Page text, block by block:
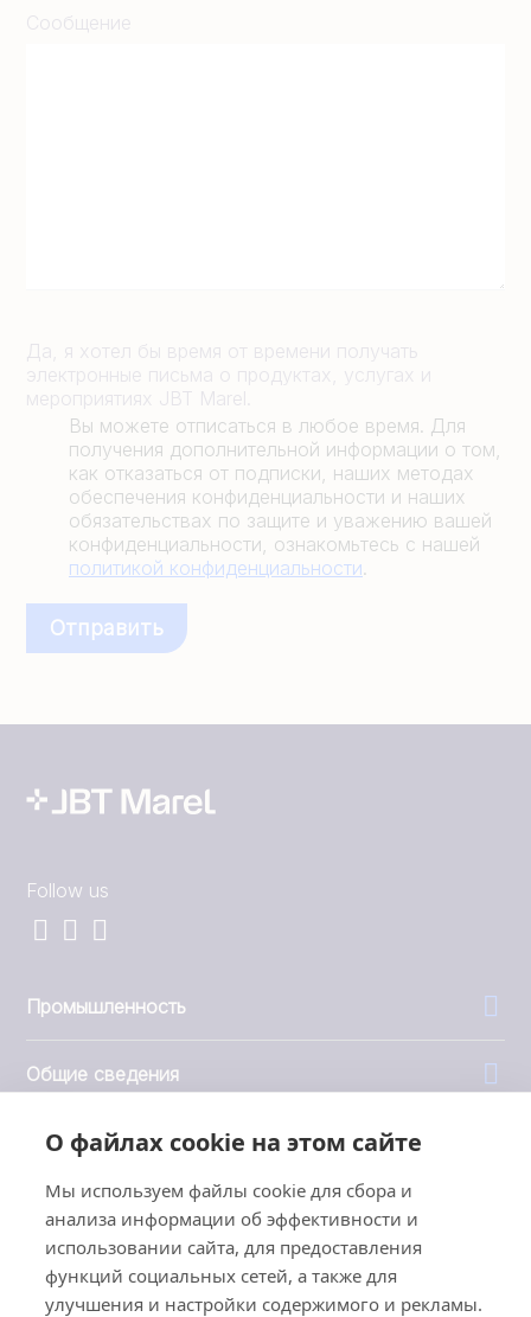
О файлах cookie на этом сайте
Мы используем файлы cookie для сбора и
анализа информации об эффективности и
использовании сайта, для предоставления
функций социальных сетей, а также для
улучшения и настройки содержимого и рекламы.
Сообщение
Да, я хотел бы время от времени получать
электронные письма о продуктах, услугах и
мероприятиях JBT Marel.
Вы можете отписаться в любое время. Для
получения дополнительной информации о том,
как отказаться от подписки, наших методах
обеспечения конфиденциальности и наших
обязательствах по защите и уважению вашей
конфиденциальности, ознакомьтесь с нашей
политикой конфиденциальности.
Follow us
Промышленность
Общие сведения
Компания